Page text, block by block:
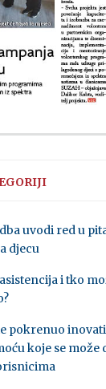
uvodi red u
djecu
i tko
pokrenuo
koje se može